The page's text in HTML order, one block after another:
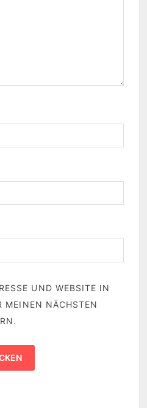
UND WEBSITE IN
MEINEN NÄCHSTEN